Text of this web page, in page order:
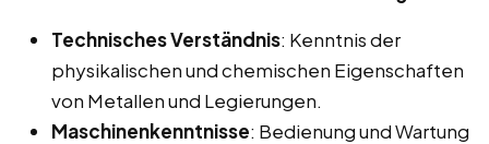
Technisches Verständnis: Kenntnis der
physikalischen und chemischen Eigenschaften
von Metallen und Legierungen.
Maschinenkenntnisse: Bedienung und Wartung